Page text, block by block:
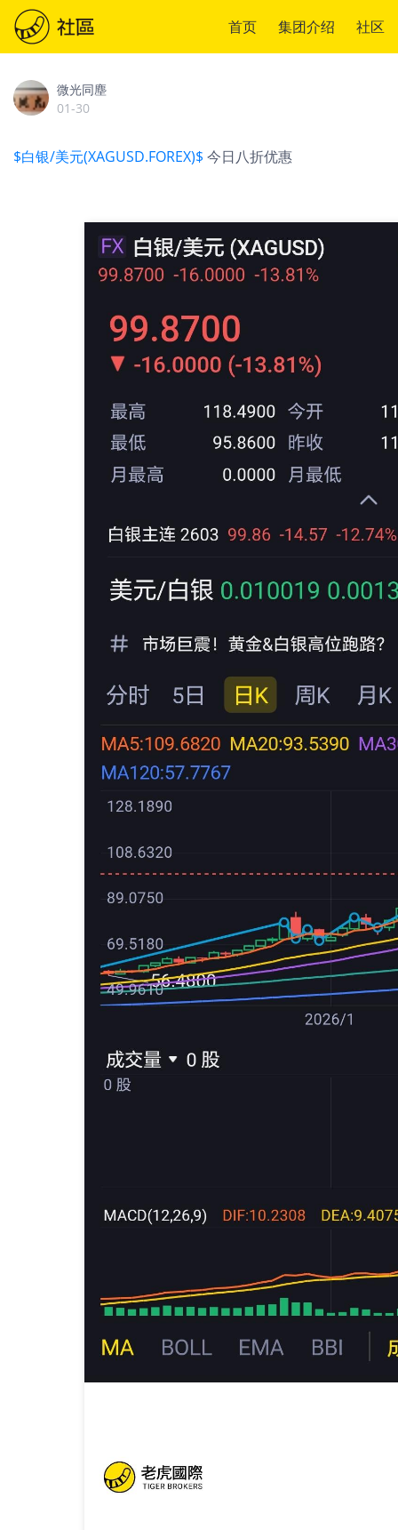
首页 集团介绍 社区
微光同塵
01-30
$白银/美元(XAGUSD.FOREX)$ 今日八折优惠